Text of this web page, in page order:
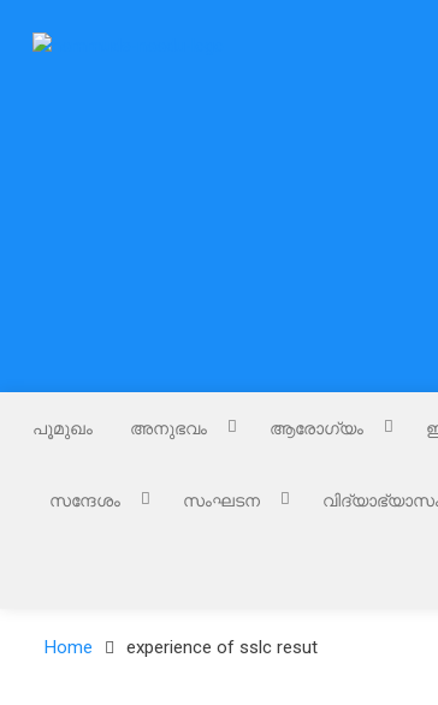
Nammude
പൂമുഖം അനുഭവം ആരോഗ്യം
സന്ദേശം സംഘടന
Home experience of sslc resut